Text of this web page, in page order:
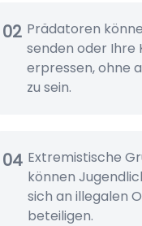
02 Prädatoren
senden oder Ihre
erpressen, ohne
zu sein.
04 Extremistische
können
sich an illegalen
beteiligen.